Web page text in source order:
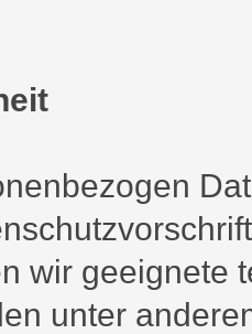
wir geeignete
unter